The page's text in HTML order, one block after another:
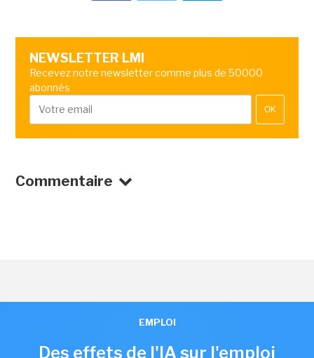
NEWSLETTER LMI
Recevez notre newsletter comme plus de 50000
abonnés
OK
Commentaire
EMPLOI
Des effets de l'IA sur l'emploi